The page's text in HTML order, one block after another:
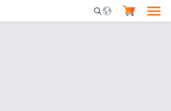
Mobile Search